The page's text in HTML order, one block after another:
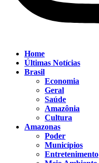
Home
Últimas Notícias
Brasil
Economia
Geral
Saúde
Amazônia
Cultura
Amazonas
Poder
Municípios
Entretenimento